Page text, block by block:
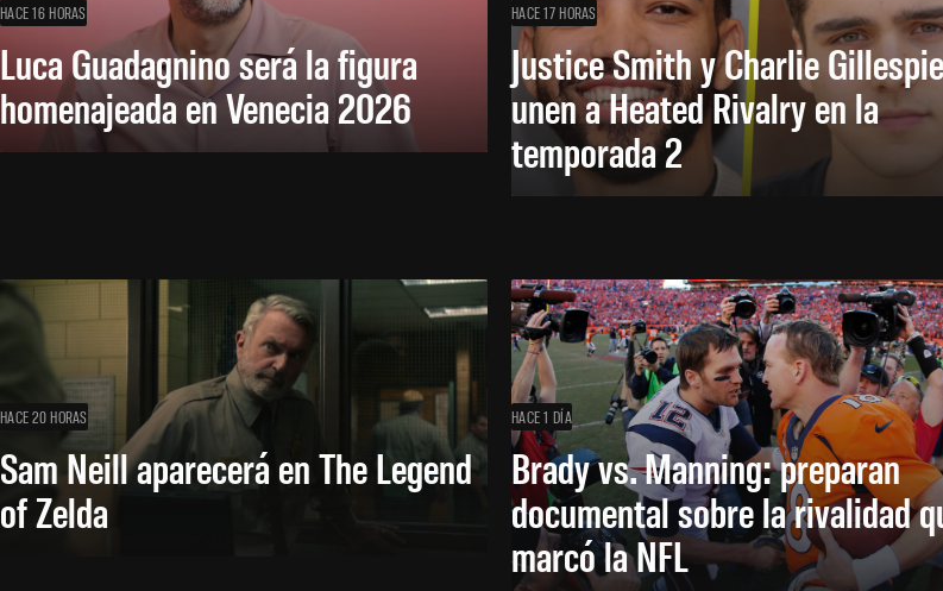
HACE 16 HORAS
Luca Guadagnino será la figura
homenajeada en Venecia 2026
HACE 17 HORAS
Justice Smith y Charlie
unen a Heated Rivalry en la
temporada 2
HACE 20 HORAS
Sam Neill aparecerá en The Legend
of Zelda
HACE 1 DÍA
Brady vs. Manning: preparan
documental sobre la rivalidad
marcó la NFL